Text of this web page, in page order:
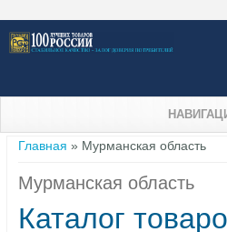
Вы здесь
Главная » Мурманская область
Мурманская область
Каталог